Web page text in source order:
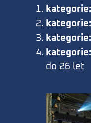
kategorie:
kategorie:
kategorie:
kategorie:
do 26 let